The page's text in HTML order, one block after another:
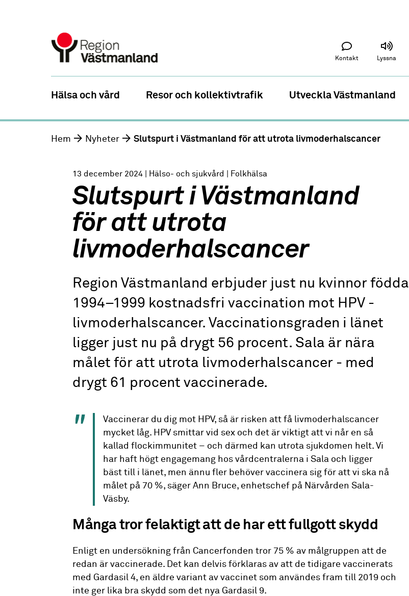
Kontakt Lyssna
Hälsa och vård Resor och kollektivtrafik Utveckla Västmanland
Hem Nyheter Slutspurt i Västmanland för att utrota livmoderhalscancer
13 december 2024 | Hälso- och sjukvård | Folkhälsa
Slutspurt i Västmanland
för att utrota
livmoderhalscancer
Region Västmanland erbjuder just nu kvinnor födda
1994–1999 kostnadsfri vaccination mot HPV -
livmoderhalscancer. Vaccinationsgraden i länet
ligger just nu på drygt 56 procent. Sala är nära
målet för att utrota livmoderhalscancer - med
drygt 61 procent vaccinerade.
Vaccinerar du dig mot HPV, så är risken att få livmoderhalscancer
mycket låg. HPV smittar vid sex och det är viktigt att vi når en så
kallad flockimmunitet – och därmed kan utrota sjukdomen helt. Vi
har haft högt engagemang hos vårdcentralerna i Sala och ligger
bäst till i länet, men ännu fler behöver vaccinera sig för att vi ska nå
målet på 70 %, säger Ann Bruce, enhetschef på Närvården Sala-
Väsby.
Många tror felaktigt att de har ett fullgott skydd
Enligt en undersökning från Cancerfonden tror 75 % av målgruppen att de
redan är vaccinerade. Det kan delvis förklaras av att de tidigare vaccinerats
med Gardasil 4, en äldre variant av vaccinet som användes fram till 2019 och
inte ger lika bra skydd som det nya Gardasil 9.